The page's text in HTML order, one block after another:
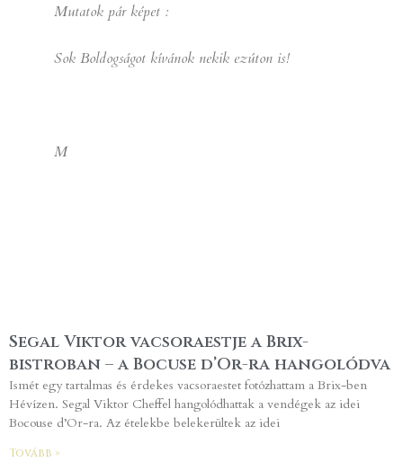
Mutatok pár képet :
Sok Boldogságot kívánok nekik ezúton is!
M
Segal Viktor vacsoraestje a Brix-
bistroban – a Bocuse d’Or-ra hangolódva
Ismét egy tartalmas és érdekes vacsoraestet fotózhattam a Brix-ben
Hévízen. Segal Viktor Cheffel hangolódhattak a vendégek az idei
Bocouse d’Or-ra. Az ételekbe belekerültek az idei
Tovább »